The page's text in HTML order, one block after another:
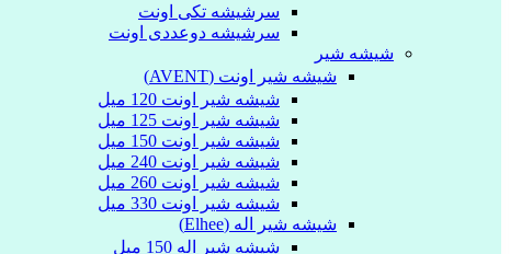
سرشیشه تکی اونت
سرشیشه دوعددی اونت
شیشه شیر
شیشه شیر اونت (AVENT)
شیشه شیر اونت 120 میل
شیشه شیر اونت 125 میل
شیشه شیر اونت 150 میل
شیشه شیر اونت 240 میل
شیشه شیر اونت 260 میل
شیشه شیر اونت 330 میل
شیشه شیر اله (Elhee)
شیشه شیر اله 150 میل